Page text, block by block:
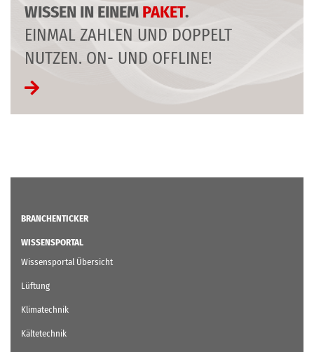
WISSEN IN EINEM PAKET.
EINMAL ZAHLEN UND DOPPELT
NUTZEN. ON- UND OFFLINE!
BRANCHENTICKER
WISSENSPORTAL
Wissensportal Übersicht
Lüftung
Klimatechnik
Kältetechnik